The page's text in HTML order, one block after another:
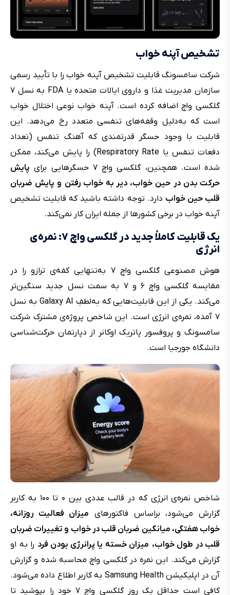
تشخیص آپنه خواب
شرکت سامسونگ قابلیت تشخیص آپنه خواب را با تأیید رسمی
سازمان مدیریت غذا و داروی ایالات متحده یا FDA به نسل ۷
گلکسی واچ اضافه کرده است. آپنه خواب نوعی اختلال خواب
است که به‌دلیل وقفه‌های تنفسی متعدد رخ می‌دهد. این
قابلیت با وجود حسگر قدرتمندی که آهنگ تنفس (تعداد
دفعات تنفس یا Respiratory Rate) را پایش می‌کند، ممکن
شده است. همچنین، گلکسی واچ ۷ حسگرهایی برای
پایش
حرکت بدن در حین خواب، دیر به خواب رفتن و پایش ضربان
قلب حین خواب دارد. توجه داشته باشید که قابلیت تشخیص
آپنه خواب در برخی کشورها از جمله ایران کار نمی‌کند.
یک قابلیت کاملاً جدید در گلکسی واچ ۷: نمره‌ی
انرژی
هوش مصنوعی گلکسی واچ ۷ به‌تنهایی کفه‌ی ترازو را در
مقایسه گلکسی واچ ۶ و ۷ به سمت نسل جدید سنگین‌تر
می‌کند. یکی از این قابلیت‌هایی که به‌لطفِ Galaxy AI به نسل
۷ آمده، نمره‌ی انرژی است. این شاخص پروژه‌ی مشترک شرکت
سامسونگ و پروفسور پاتریک اوکانر از دپارتمان حرکت‌شناسی
دانشگاه جورجیا است.
شاخص نمره‌ی انرژی که در قالب عددی بین ۰ تا ۱۰۰ به کاربر
گزارش می‌شود، براساس فاکتورهای میزان فعالیت روزانه،
خواب هفتگی، میانگین ضربان قلب در خواب و تغییرات ضربان
قلب در طول خواب، میزان خسته یا پرانرژی بودن فرد را به او
گزارش می‌کند. این نمره در گلکسی واچ محاسبه شده و گزارش
آن در اپلیکیشن Samsung Health به کاربر اطلاع داده می‌شود.
کافی است حداقل یک روز گلکسی واچ ۷ خود را بپوشید تا